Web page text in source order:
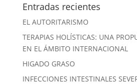
Entradas recientes
EL AUTORITARISMO
TERAPIAS HOLÍSTICAS: UNA
EN EL ÁMBITO INTERNACIONAL
HIGADO GRASO
INFECCIONES INTESTINALES